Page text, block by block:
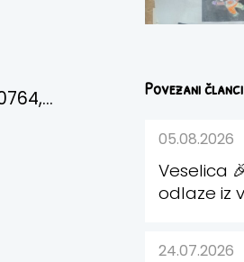
Povezani članci
05.08.2026
Veselica
odlaze iz
24.07.2026